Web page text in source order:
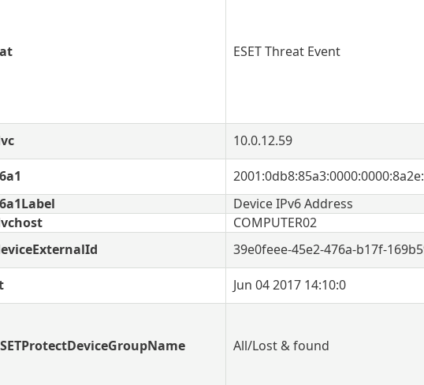
ESET Threat Event
10.0.12.59
Device IPv6 Address
COMPUTER02
39e0feee-45e2-476a-b17f-
Jun 04 2017 14:10:0
All/Lost & found